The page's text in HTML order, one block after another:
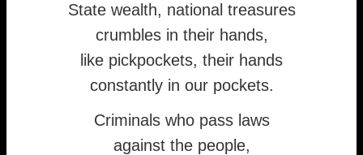
State wealth, national treasures
crumbles in their hands,
like pickpockets, their hands
constantly in our pockets.
Criminals who pass laws
against the people,